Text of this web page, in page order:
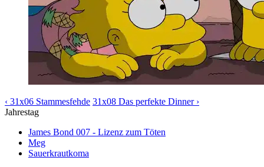
‹ 31x06 Stammesfehde 31x08 Das perfekte Dinner ›
Jahrestag
James Bond 007 - Lizenz zum Töten
Meg
Sauerkrautkoma